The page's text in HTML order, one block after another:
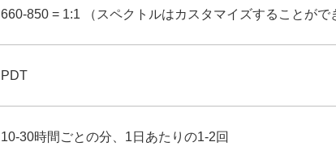
660-850 = 1:1 （スペクトルはカスタマイズすることがで
PDT
10-30時間ごとの分、1日あたりの1-2回